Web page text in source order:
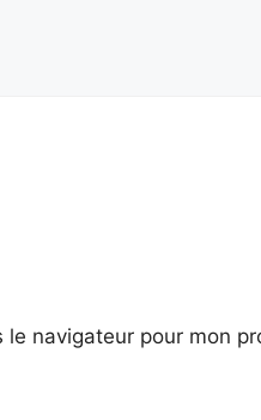
navigateur pour mon